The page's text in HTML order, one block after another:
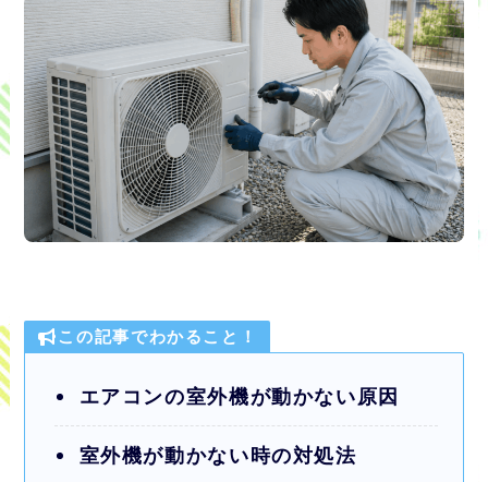
この記事でわかること！
エアコンの室外機が動かない原因
室外機が動かない時の対処法